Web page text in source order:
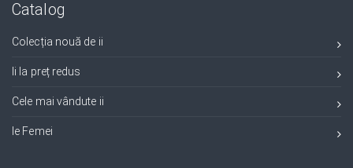
Catalog
Colecția nouă de ii
Ii la preț redus
Cele mai vândute ii
Ie Femei